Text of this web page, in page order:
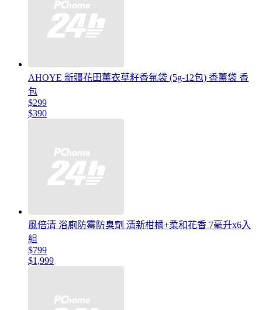
AHOYE 新疆花田薰衣草籽香氛袋 (5g-12包) 香薰袋 香
包
$299
$390
風倍清 浴廁防霉防臭劑 清新柑橘+柔和花香 7毫升x6入
組
$799
$1,999